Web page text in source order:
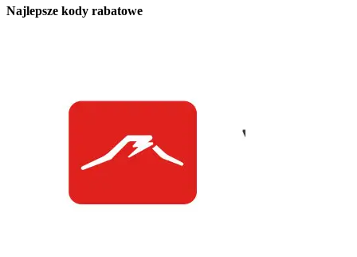
Najlepsze kody rabatowe